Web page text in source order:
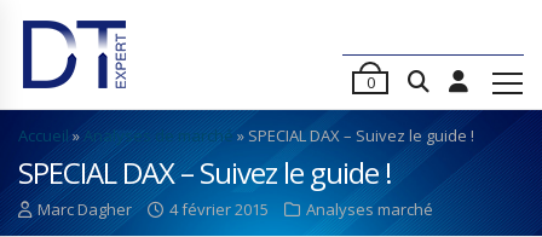
0
Accueil»Analyses de marché » SPECIAL DAX – Suivez le guide !
SPECIAL DAX – Suivez le guide !
Marc Dagher 4 février 2015 Analyses marché